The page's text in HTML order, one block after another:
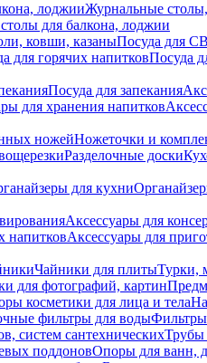
лоджииЖурнальные
для балкона, лоджии
ковши, казаныПосуда для
для горячих напитковПосуда
Посуда для запекания
для хранения напитков
ножейНожеточки и
Разделочные доски
для кухни
Аксессуары для
напитковАксессуары для
Чайники для плитыТурки,
для фотографий, картин
косметики для лица и тела
фильтры для воды
систем сантехническихТрубы
поддоновОпоры для ванн,